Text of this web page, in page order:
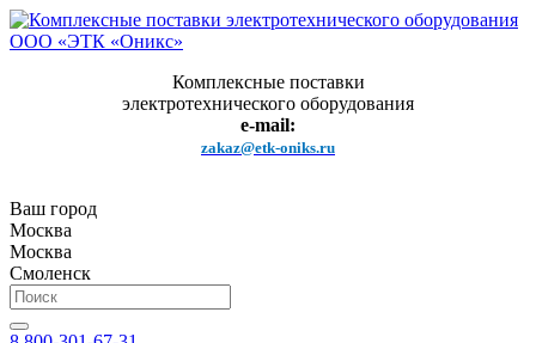
Комплексные поставки
электротехнического оборудования
e-mail:
zakaz@etk-oniks.ru
Ваш город
Москва
Москва
Смоленск